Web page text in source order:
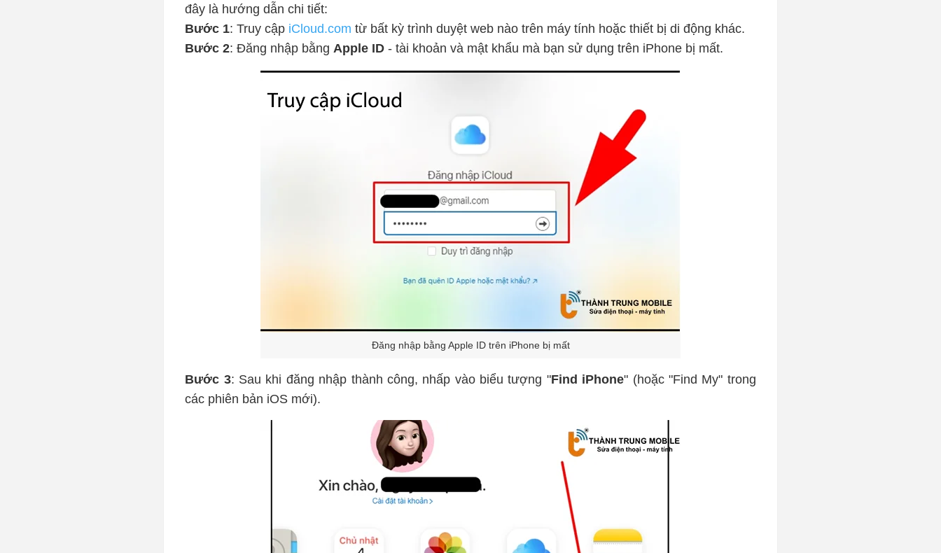
đây là hướng dẫn chi tiết:
Bước 1: Truy cập iCloud.com từ bất kỳ trình duyệt web nào trên máy tính hoặc thiết bị di động khác.
Bước 2: Đăng nhập bằngApple ID - tài khoản và mật khẩu mà bạn sử dụng trên iPhone bị mất.
Đăng nhập bằng Apple ID trên iPhone bị mất
Bước 3: Sau khi đăng nhập thành công, nhấp vào biểu tượng "Find iPhone" (hoặc "Find My" trong
các phiên bản iOS mới).